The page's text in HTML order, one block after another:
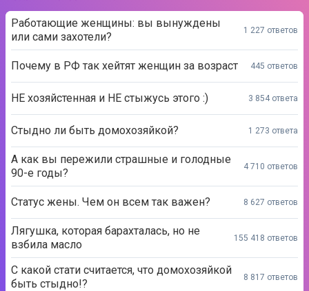
Работающие женщины: вы вынуждены
или сами захотели?
1 227 ответов
Почему в РФ так хейтят женщин за возраст 445 ответов
НЕ хозяйстенная и НЕ стыжусь этого :) 3 854 ответа
Стыдно ли быть домохозяйкой? 1 273 ответа
А как вы пережили страшные и голодные
90-е годы?
4 710 ответов
Статус жены. Чем он всем так важен? 8 627 ответов
Лягушка, которая барахталась, но не
взбила масло
155 418 ответов
С какой стати считается, что домохозяйкой
быть стыдно!?
8 817 ответов